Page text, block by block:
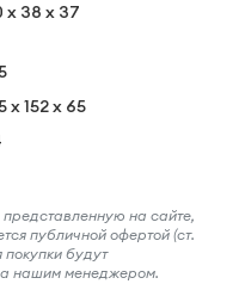
x 38 x 37
x 152 x 65
на сайте,
публичной офертой (ст.
покупки будут
нашим менеджером.